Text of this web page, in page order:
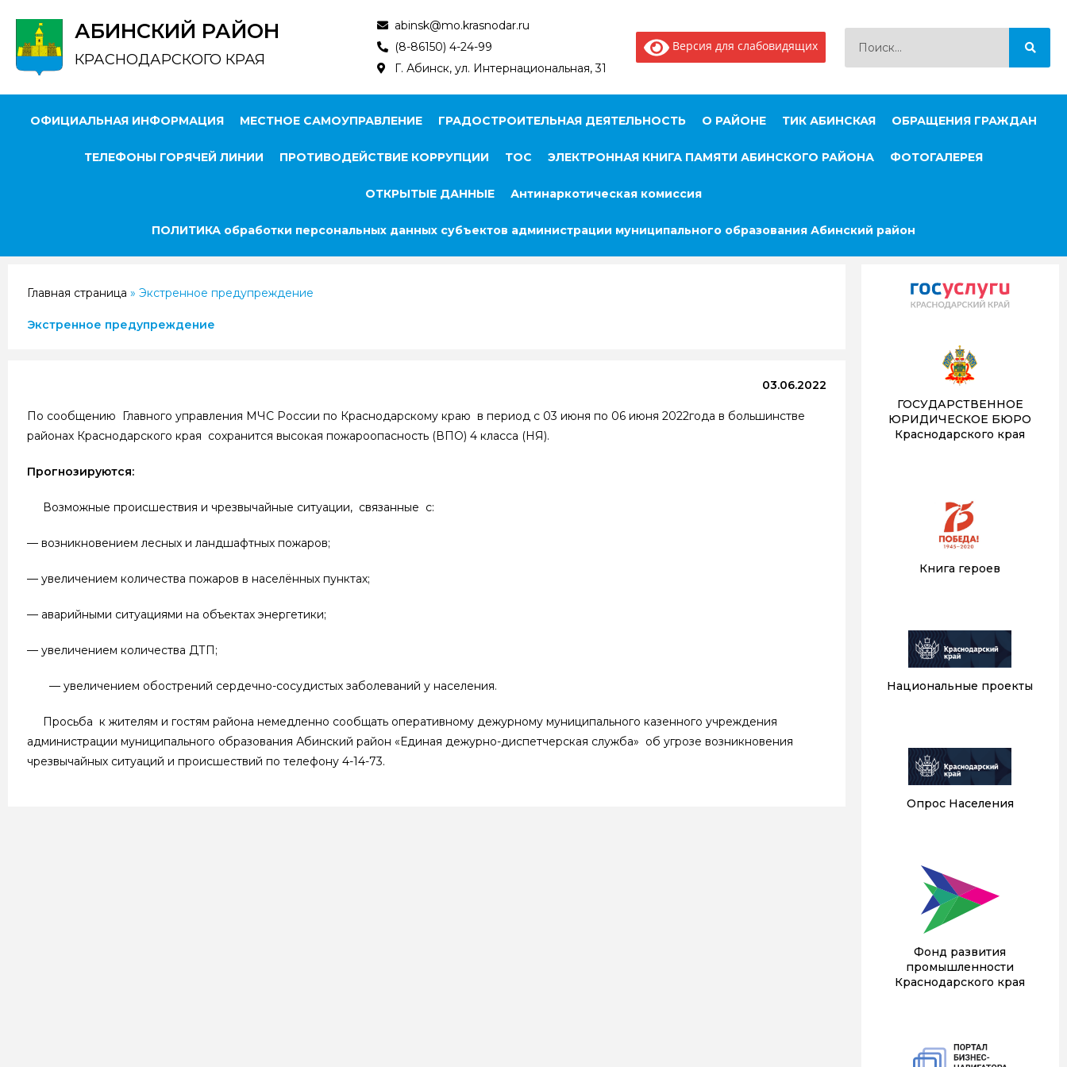
АБИНСКИЙ РАЙОН
КРАСНОДАРСКОГО КРАЯ
abinsk@mo.krasnodar.ru
(8-86150) 4-24-99
Г. Абинск, ул. Интернациональная, 31
Версия для слабовидящих
ОФИЦИАЛЬНАЯ ИНФОРМАЦИЯ МЕСТНОЕ САМОУПРАВЛЕНИЕ ГРАДОСТРОИТЕЛЬНАЯ ДЕЯТЕЛЬНОСТЬ О РАЙОНЕ ТИК АБИНСКАЯ ОБРАЩЕНИЯ ГРАЖДАН
ТЕЛЕФОНЫ ГОРЯЧЕЙ ЛИНИИ ПРОТИВОДЕЙСТВИЕ КОРРУПЦИИ ТОС ЭЛЕКТРОННАЯ КНИГА ПАМЯТИ АБИНСКОГО РАЙОНА ФОТОГАЛЕРЕЯ
ОТКРЫТЫЕ ДАННЫЕ Антинаркотическая комиссия
ПОЛИТИКА обработки персональных данных субъектов администрации муниципального образования Абинский район
Главная страница » Экстренное предупреждение
Экстренное предупреждение
03.06.2022
По сообщению Главного управления МЧС России по Краснодарскому краю в период с 03 июня по 06 июня 2022года в большинстве
районах Краснодарского края сохранится высокая пожароопасность (ВПО) 4 класса (НЯ).
Прогнозируются:
Возможные происшествия и чрезвычайные ситуации, связанные с:
— возникновением лесных и ландшафтных пожаров;
— увеличением количества пожаров в населённых пунктах;
— аварийными ситуациями на объектах энергетики;
— увеличением количества ДТП;
— увеличением обострений сердечно-сосудистых заболеваний у населения.
Просьба к жителям и гостям района немедленно сообщать оперативному дежурному муниципального казенного учреждения
администрации муниципального образования Абинский район «Единая дежурно-диспетчерская служба» об угрозе возникновения
чрезвычайных ситуаций и происшествий по телефону 4-14-73.
ГОСУДАРСТВЕННОЕ
ЮРИДИЧЕСКОЕ БЮРО
Краснодарского края
Книга героев
Национальные проекты
Опрос Населения
Фонд развития
промышленности
Краснодарского края